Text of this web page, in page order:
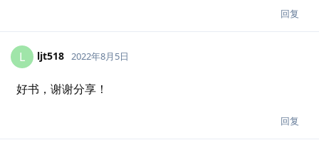
回复
L ljt518 2022年8月5日
好书，谢谢分享！
回复